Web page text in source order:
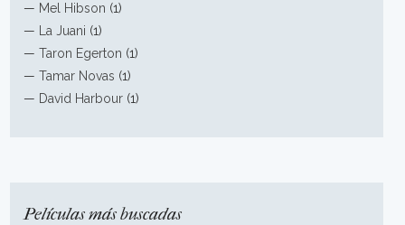
— Mel Hibson (1)
—
La Juani (1)
—Taron Egerton (1)
—Tamar Novas (1)
— David Harbour (1)
Películas más buscadas